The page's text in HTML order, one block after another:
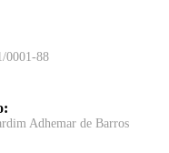
0001-88
:
Adhemar de Barros